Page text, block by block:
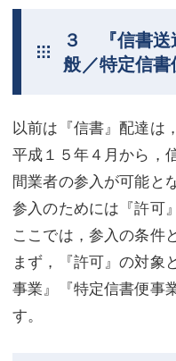
３ 『信書送
般／特定信
以前は『信書』配達は
平成１５年４月から，
間業者の参入が可能と
参入のためには『許可
ここでは，参入の条件
まず，『許可』の対象
事業』『特定信書便事
す。